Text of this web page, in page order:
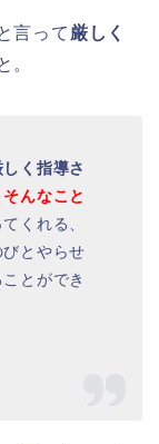
言って 厳しく
。
しく指導さ
んなこと
くれる、
とやらせ
とができ